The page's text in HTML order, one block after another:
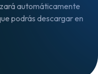
automáticamente
podrás descargar en